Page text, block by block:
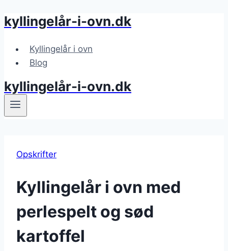
Fortsæt
indhold
kyllingelår-i-ovn.dk
Kyllingelår i ovn
Blog
kyllingelår-i-ovn.dk
Opskrifter
Kyllingelår i ovn med
perlespelt og sød
kartoffel